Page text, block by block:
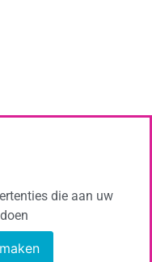
die aan uw